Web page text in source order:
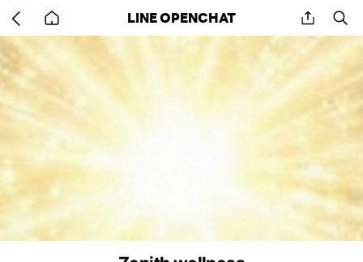
back
to
home
LINE OPENCHAT share